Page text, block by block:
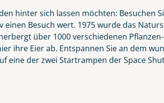
West
hinter sich lassen möchten: Besuchen
Besuch wert. 1975 wurde das
über 1000 verschiedenen
ihre Eier ab. Entspannen Sie an dem
der zwei Startrampen der Space
Alter